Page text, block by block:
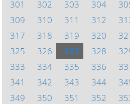
301
302 303 304
309
310 311 312
317
318 319 320
325
326 327 328
333
334 335 336
341
342 343 344
349
350 351 352